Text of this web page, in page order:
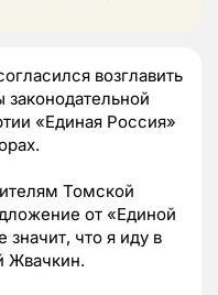
возглавить
законодательной
«Единая Россия»
Томской
от «Единой
значит, что я иду в
Жвачкин.